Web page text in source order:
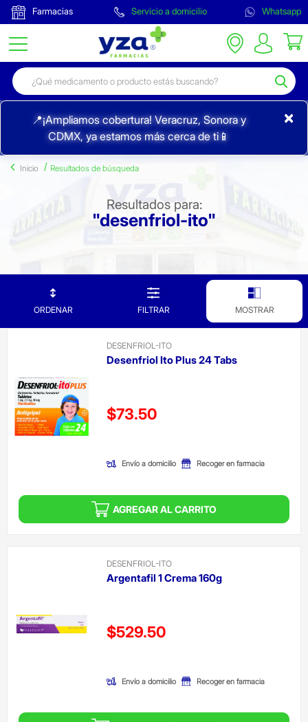
Farmacias Servicio a domicilio Whatsapp
📍¡Ampliamos cobertura! Veracruz, Sonora y
CDMX, ya estamos más cerca de ti📱
×
Inicio Resultados de búsqueda
Resultados para:
"desenfriol-ito"
ORDENAR FILTRAR MOSTRAR
DESENFRIOL-ITO
Desenfriol Ito Plus 24 Tabs
Precio reducido de
$73.50
Envío a domicilio Recoger en farmacia
AGREGAR AL CARRITO
DESENFRIOL-ITO
Argentafil 1 Crema 160g
Precio reducido de
$529.50
Envío a domicilio Recoger en farmacia